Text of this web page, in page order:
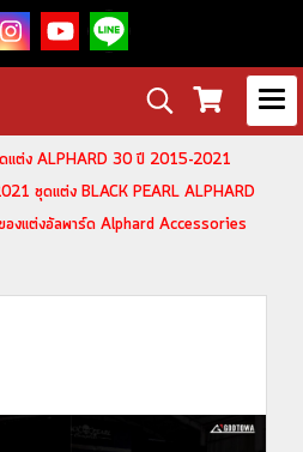
แต่ง ALPHARD 30 ปี 2015-2021
ชุดแต่ง BLACK PEARL ALPHARD
องแต่งอัลพาร์ด Alphard Accessories